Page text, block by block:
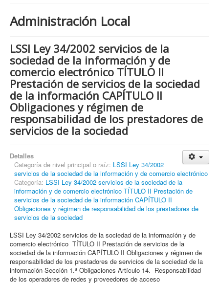
ZONA ABIERTA
Políticas de Cookies
¿Quienes tienen que cumplir con la LOPD RGPD?
¿Estas cumpliendo con la LOPD - RGPD?
¿Que podemos hacer por ti?
¿Cuando es obligatorio nombrar un DPD / DPO ?
Notas
Nosotros y contacto
Buscar...
Administración Local
LSSI Ley 34/2002 servicios de la
sociedad de la información y de
comercio electrónico TÍTULO II
Prestación de servicios de la sociedad
de la información CAPÍTULO II
Obligaciones y régimen de
responsabilidad de los prestadores de
servicios de la sociedad
Detalles
Categoría de nivel principal o raíz: LSSI Ley 34/2002
servicios de la sociedad de la información y de comercio electrónico
Categoría: LSSI Ley 34/2002 servicios de la sociedad de la
información y de comercio electrónico TÍTULO II Prestación de
servicios de la sociedad de la información CAPÍTULO II
Obligaciones y régimen de responsabilidad de los prestadores de
servicios de la sociedad
LSSI Ley 34/2002 servicios de la sociedad de la información y de
comercio electrónico TÍTULO II Prestación de servicios de la
sociedad de la información CAPÍTULO II Obligaciones y régimen de
responsabilidad de los prestadores de servicios de la sociedad de la
información Sección 1.ª Obligaciones Artículo 14. Responsabilidad
de los operadores de redes y proveedores de acceso